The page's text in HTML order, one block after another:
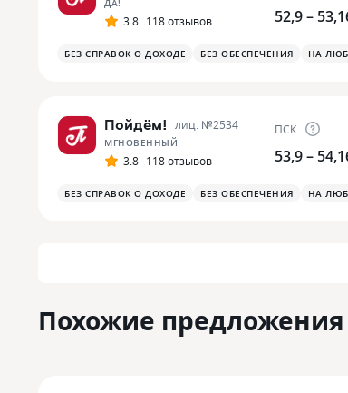
ДА!
3.8 118 отзывов 52,9 –
БЕЗ СПРАВОК О ДОХОДЕ БЕЗ ОБЕСПЕЧЕНИЯ НА
Пойдём! лиц. №2534
МГНОВЕННЫЙ
3.8 118 отзывов
ПСК
53,9 –
БЕЗ СПРАВОК О ДОХОДЕ БЕЗ ОБЕСПЕЧЕНИЯ НА
Похожие предложения